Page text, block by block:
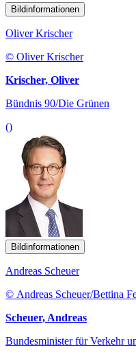
Bildinformationen
Oliver Krischer
© Oliver Krischer
Krischer, Oliver
Bündnis 90/Die Grünen
()
Bildinformationen
Andreas Scheuer
© Andreas Scheuer/Bettina
Scheuer, Andreas
Bundesminister für Verkehr